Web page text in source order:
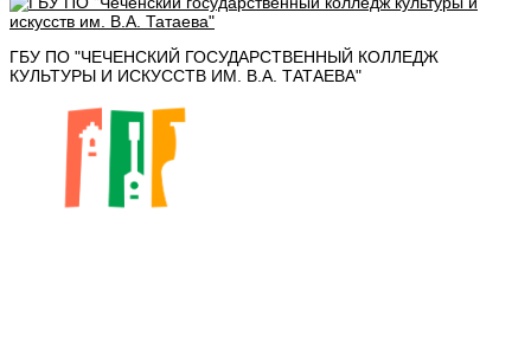
ГБУ ПО "ЧЕЧЕНСКИЙ ГОСУДАРСТВЕННЫЙ КОЛЛЕДЖ
КУЛЬТУРЫ И ИСКУССТВ ИМ. В.А. ТАТАЕВА"